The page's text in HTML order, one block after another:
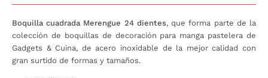
Boquilla cuadrada Merengue 24 dientes, que forma parte de la
colección de boquillas de decoración para manga pastelera de
Gadgets & Cuina, de acero inoxidable de la mejor calidad con
gran surtido de formas y tamaños.